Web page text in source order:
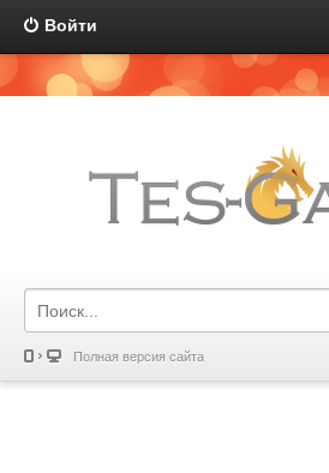
Войти
Полная версия сайта